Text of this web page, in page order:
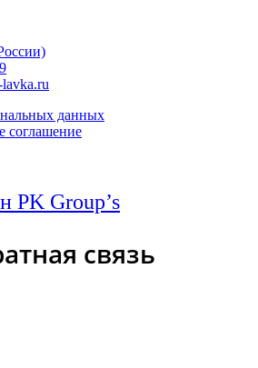
данных
соглашение
PK Group’s
связь